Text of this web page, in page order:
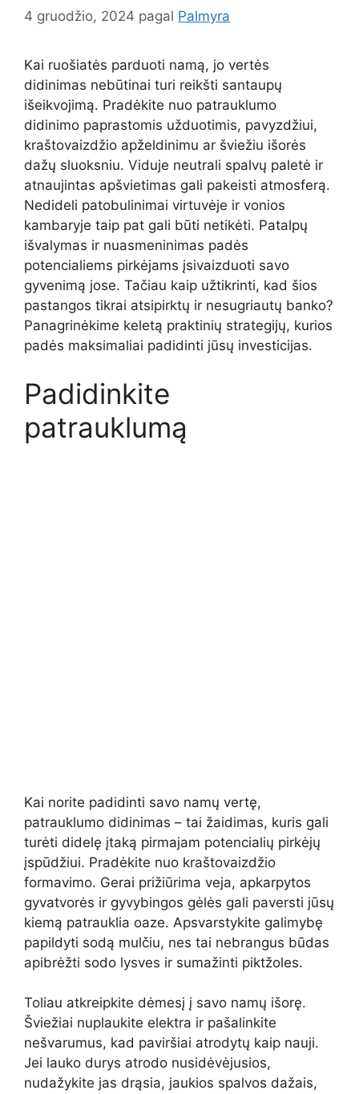
4 gruodžio, 2024 pagal Palmyra
Kai ruošiatės parduoti namą, jo vertės
didinimas nebūtinai turi reikšti santaupų
išeikvojimą. Pradėkite nuo patrauklumo
didinimo paprastomis užduotimis, pavyzdžiui,
kraštovaizdžio apželdinimu ar šviežiu išorės
dažų sluoksniu. Viduje neutrali spalvų paletė ir
atnaujintas apšvietimas gali pakeisti atmosferą.
Nedideli patobulinimai virtuvėje ir vonios
kambaryje taip pat gali būti netikėti. Patalpų
išvalymas ir nuasmeninimas padės
potencialiems pirkėjams įsivaizduoti savo
gyvenimą jose. Tačiau kaip užtikrinti, kad šios
pastangos tikrai atsipirktų ir nesugriautų banko?
Panagrinėkime keletą praktinių strategijų, kurios
padės maksimaliai padidinti jūsų investicijas.
Padidinkite
patrauklumą
Kai norite padidinti savo namų vertę,
patrauklumo didinimas – tai žaidimas, kuris gali
turėti didelę įtaką pirmajam potencialių pirkėjų
įspūdžiui. Pradėkite nuo kraštovaizdžio
formavimo. Gerai prižiūrima veja, apkarpytos
gyvatvorės ir gyvybingos gėlės gali paversti jūsų
kiemą patrauklia oaze. Apsvarstykite galimybę
papildyti sodą mulčiu, nes tai nebrangus būdas
apibrėžti sodo lysves ir sumažinti piktžoles.
Toliau atkreipkite dėmesį į savo namų išorę.
Šviežiai nuplaukite elektra ir pašalinkite
nešvarumus, kad paviršiai atrodytų kaip nauji.
Jei lauko durys atrodo nusidėvėjusios,
nudažykite jas drąsia, jaukios spalvos dažais,